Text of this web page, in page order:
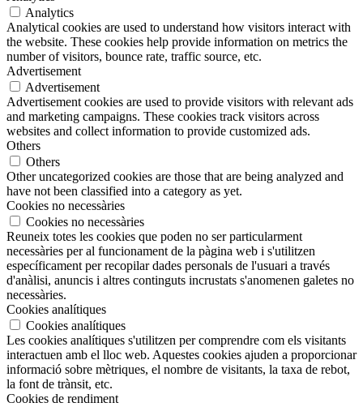
Analytics
Analytical cookies are used to understand how visitors interact with
the website. These cookies help provide information on metrics the
number of visitors, bounce rate, traffic source, etc.
Advertisement
Advertisement
Advertisement cookies are used to provide visitors with relevant ads
and marketing campaigns. These cookies track visitors across
websites and collect information to provide customized ads.
Others
Others
Other uncategorized cookies are those that are being analyzed and
have not been classified into a category as yet.
Cookies no necessàries
Cookies no necessàries
Reuneix totes les cookies que poden no ser particularment
necessàries per al funcionament de la pàgina web i s'utilitzen
específicament per recopilar dades personals de l'usuari a través
d'anàlisi, anuncis i altres continguts incrustats s'anomenen galetes no
necessàries.
Cookies analítiques
Cookies analítiques
Les cookies analítiques s'utilitzen per comprendre com els visitants
interactuen amb el lloc web. Aquestes cookies ajuden a proporcionar
informació sobre mètriques, el nombre de visitants, la taxa de rebot,
la font de trànsit, etc.
Cookies de rendiment